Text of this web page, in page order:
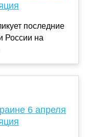
последние
России на
6 апреля